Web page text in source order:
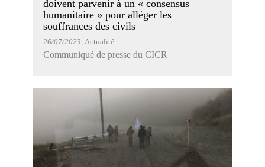
doivent parvenir à un « consensus
humanitaire » pour alléger les
souffrances des civils
26/07/2023 , Actualité
Communiqué de presse du CICR